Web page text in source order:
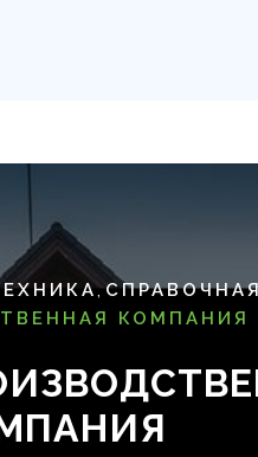
,
КОМПАНИЯ